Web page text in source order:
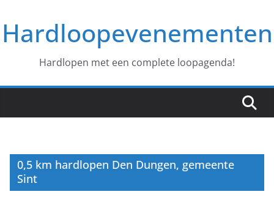
naar
deHardloopevenementen
Hardlopen met een complete loopagenda!
0,5 km hardlopen Den Dungen, gemeente
Sint